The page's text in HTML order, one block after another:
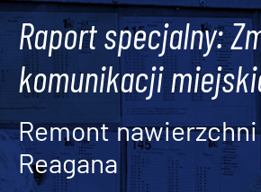
Raport specjalny:
komunikacji
Remont
Reagana